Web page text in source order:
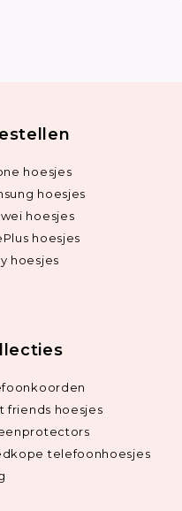
hoesjes
hoesjes
hoesjes
hoesjes
hoesjes
friends hoesjes
telefoonhoesjes